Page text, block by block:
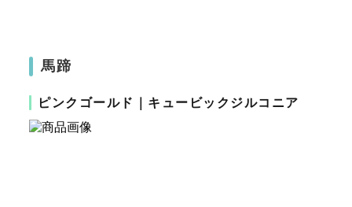
馬蹄
ピンクゴールド｜キュービックジルコニア